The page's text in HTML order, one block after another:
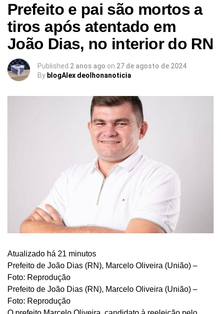
Prefeito e pai são mortos a
tiros após atentado em
João Dias, no interior do RN
Published 2 anos ago on 27 de agosto de 2024
By blogAlex deolhonanoticia
Atualizado há 21 minutos
Prefeito de João Dias (RN), Marcelo Oliveira (União) –
Foto: Reprodução
Prefeito de João Dias (RN), Marcelo Oliveira (União) –
Foto: Reprodução